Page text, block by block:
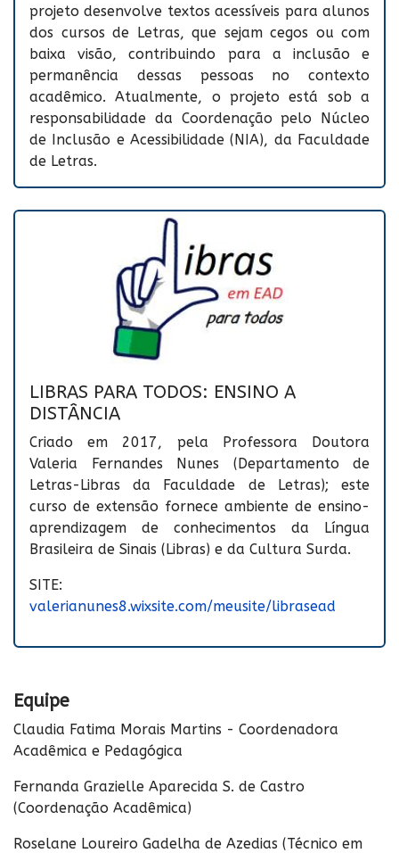
projeto desenvolve textos acessíveis para alunos
dos cursos de Letras, que sejam cegos ou com
baixa visão, contribuindo para a inclusão e
permanência dessas pessoas no contexto
acadêmico. Atualmente, o projeto está sob a
responsabilidade da Coordenação pelo Núcleo
de Inclusão e Acessibilidade (NIA), da Faculdade
de Letras.
LIBRAS PARA TODOS: ENSINO A
DISTÂNCIA
Criado em 2017, pela Professora Doutora
Valeria Fernandes Nunes (Departamento de
Letras-Libras da Faculdade de Letras); este
curso de extensão fornece ambiente de ensino-
aprendizagem de conhecimentos da Língua
Brasileira de Sinais (Libras) e da Cultura Surda.
SITE:
valerianunes8.wixsite.com/meusite/librasead
Equipe
Claudia Fatima Morais Martins - Coordenadora
Acadêmica e Pedagógica
Fernanda Grazielle Aparecida S. de Castro
(Coordenação Acadêmica)
Roselane Loureiro Gadelha de Azedias (Técnico em